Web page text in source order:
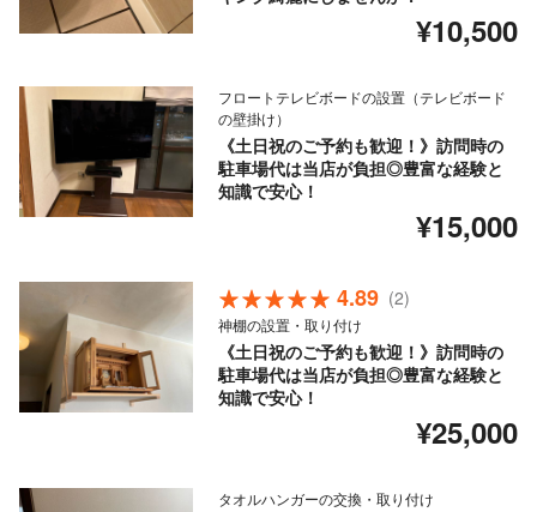
¥10,500
フロートテレビボードの設置（テレビボード
の壁掛け）
《土日祝のご予約も歓迎！》訪問時の
駐車場代は当店が負担◎豊富な経験と
知識で安心！
¥15,000
4.89 (2)
神棚の設置・取り付け
《土日祝のご予約も歓迎！》訪問時の
駐車場代は当店が負担◎豊富な経験と
知識で安心！
¥25,000
タオルハンガーの交換・取り付け